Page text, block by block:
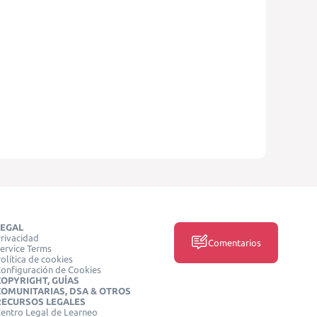
Terms
de cookies
de Cookies
GUÍAS
DSA & OTROS
LEGALES
Legal de Learneo
Comentarios